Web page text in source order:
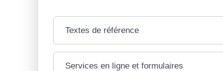
Textes de référence
Services en ligne et formulaires